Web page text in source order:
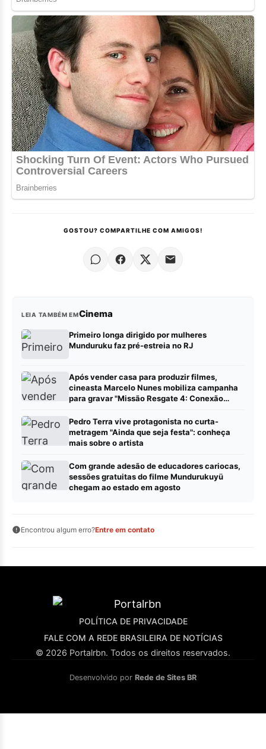
GOSTOU? COMPARTILHE COM AMIGOS!
LEIA TAMBÉM EMCinema
Primeiro longa dirigido por mulheres
Munduruku faz pré-estreia no RJ
Após vender casa para produzir filmes,
cineasta Marcelo Nunes mobiliza campanha
para gravar "Missão Resgate 4: Conexão
Pedro Terra vive protagonista no curta-
metragem "Ainda que seja festa": conheça
mais sobre o artista
Com grande adesão de educadores cariocas,
sessões gratuitas do filme Mundurukuyü
chegam ao estado em agosto
Encontrou algum erro?Entre em contato
POLÍTICA DE PRIVACIDADE
FALE COM A REDE BRASILEIRA DE NOTÍCIAS
© 2026 Portalrbn. Todos os direitos reservados.
Desenvolvido por Rede de Sites BR